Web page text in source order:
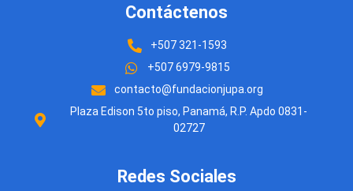
Contáctenos
+507 321-1593
+507 6979-9815
contacto@fundacionjupa.org
Plaza Edison 5to piso, Panamá, R.P. Apdo 0831-
02727
Redes Sociales